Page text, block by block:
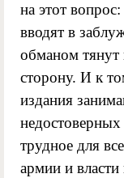
на этот
вводят в
обманом
сторону. И к
издания
трудное для
армии и